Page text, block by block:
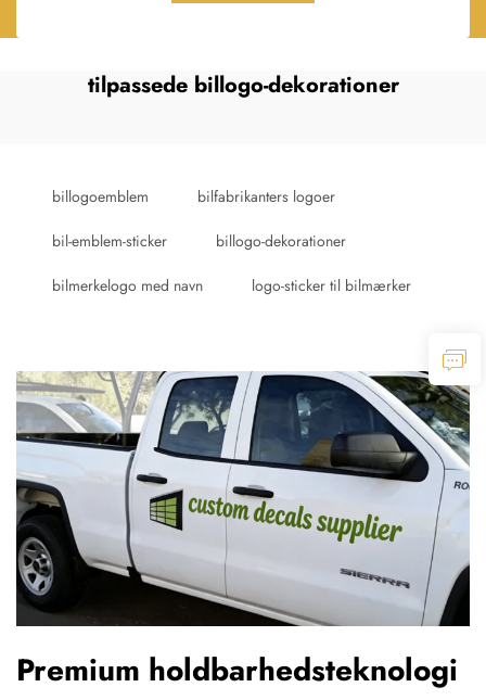
tilpassede billogo-dekorationer
billogoemblem bilfabrikanters logoer
bil-emblem-sticker billogo-dekorationer
bilmerkelogo med navn logo-sticker til bilmærker
Premium holdbarhedsteknologi